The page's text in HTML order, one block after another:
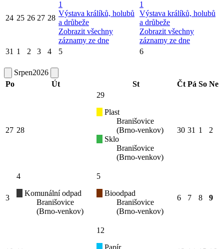
24 25 26 27 28
1
Výstava králíků, holubů
a drůbeže
Zobrazit všechny
záznamy ze dne
1
Výstava králíků, holubů
a drůbeže
Zobrazit všechny
záznamy ze dne
31 1 2 3 4 5 6
Srpen2026
Po
Út St Čt Pá So Ne
27 28
29
Plast
Branišovice
(Brno-venkov)
Sklo
Branišovice
(Brno-venkov)
30 31 1 2
3
4
Komunální odpad
Branišovice
(Brno-venkov)
5
Bioodpad
Branišovice
(Brno-venkov)
6 7 8 9
12